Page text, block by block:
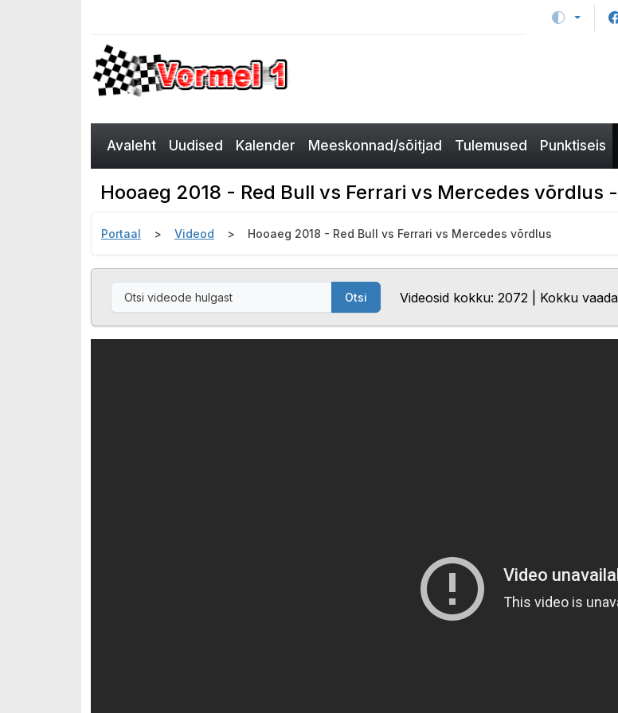
Avaleht Uudised Kalender Meeskonnad/sõitjad Tulemused Punktiseis
Hooaeg 2018 - Red Bull vs Ferrari vs Mercedes võrdlus
Portaal Videod Hooaeg 2018 - Red Bull vs Ferrari vs Mercedes võrdlus
Otsi Videosid kokku: 2072 | Kokku